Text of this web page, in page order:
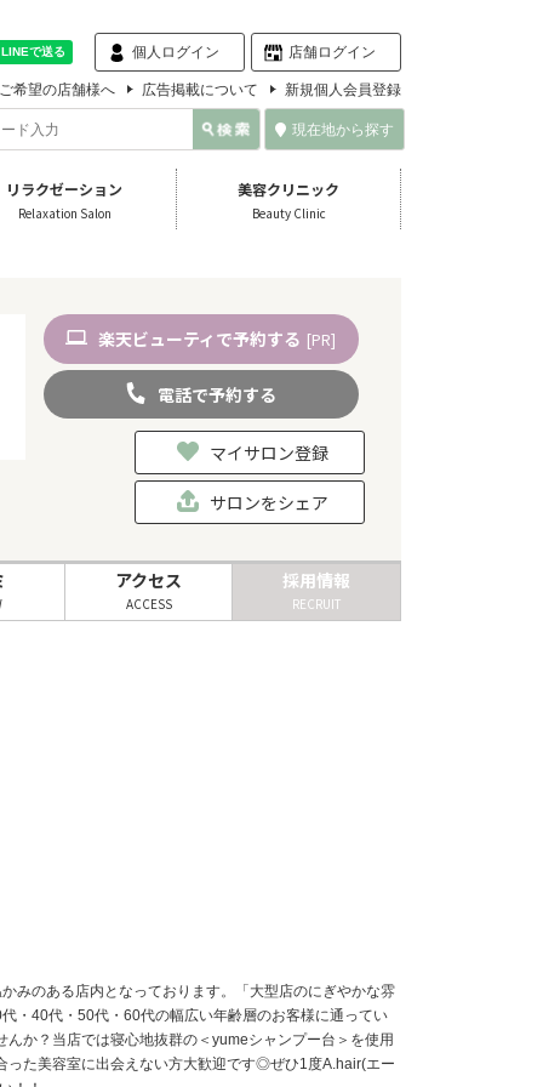
個人ログイン 店舗ログイン
希望の店舗様へ 広告掲載について 新規個人会員登録
現在地から探す
リラクゼーション
Relaxation Salon
美容クリニック
Beauty Clinic
楽天ビューティ で予約する [PR]
電話で予約する
マイサロン登録
サロンをシェア
アクセス
ACCESS
採用情報
RECRUIT
みのある店内となっております。「大型店のにぎやかな雰
40代・50代・60代の幅広い年齢層のお客様に通ってい
か？当店では寝心地抜群の＜yumeシャンプー台＞を使用
った美容室に出会えない方大歓迎です◎ぜひ1度A.hair(エー